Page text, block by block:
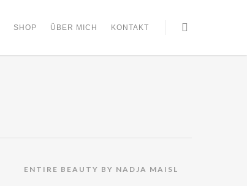
SHOP ÜBER MICH KONTAKT
ENTIRE BEAUTY BY NADJA MAISL